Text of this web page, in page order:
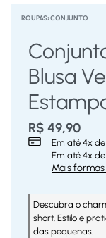
ROUPAS›CONJUNTO
Blusa
R$ 49,90
Em até 4x de
Em até 4x de
Mais
Descubra o
short. Estilo e
das pequenas.